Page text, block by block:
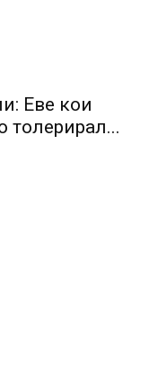
Еве кои
толерирал...